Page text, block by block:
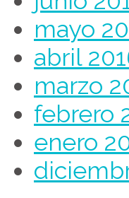
mayo
abril
marzo
febrero
enero